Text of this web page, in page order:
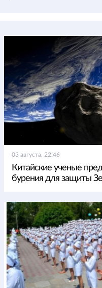
03 августа, 22:46
Китайские ученые
бурения для защиты